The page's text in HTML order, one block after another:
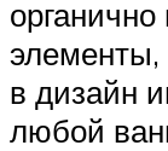
органично
элементы,
в дизайн
любой